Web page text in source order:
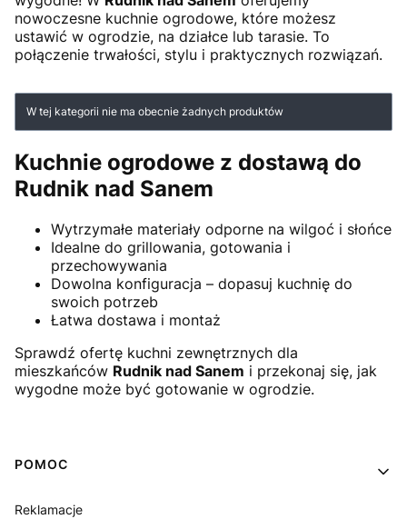
nowoczesne kuchnie ogrodowe, które możesz
ustawić w ogrodzie, na działce lub tarasie. To
połączenie trwałości, stylu i praktycznych rozwiązań.
Lista produktów
W tej kategorii nie ma obecnie żadnych produktów
Kuchnie ogrodowe z dostawą do
Rudnik nad Sanem
Wytrzymałe materiały odporne na wilgoć i słońce
Idealne do grillowania, gotowania i
przechowywania
Dowolna konfiguracja – dopasuj kuchnię do
swoich potrzeb
Łatwa dostawa i montaż
Sprawdź ofertę kuchni zewnętrznych dla
mieszkańców Rudnik nad Sanem i przekonaj się, jak
wygodne może być gotowanie w ogrodzie.
Linki w stopce
POMOC
Reklamacje